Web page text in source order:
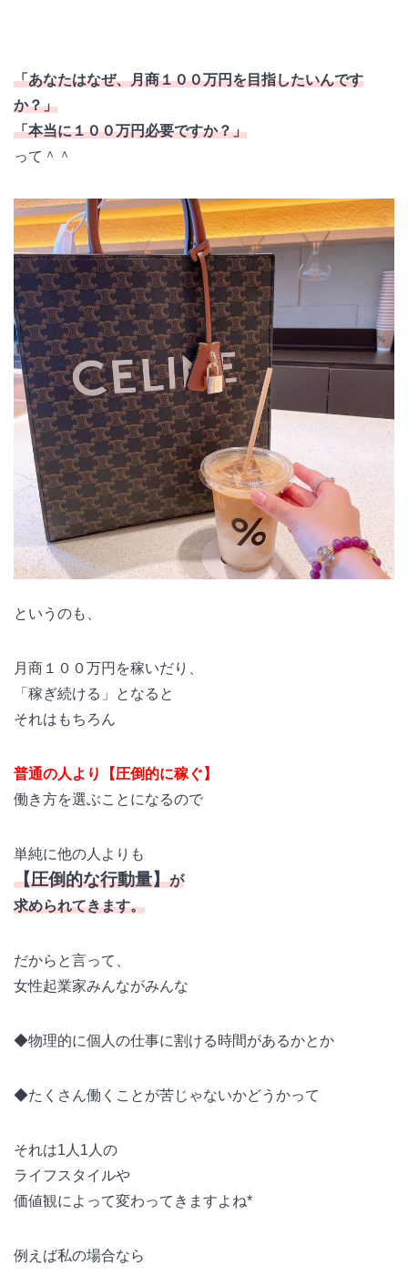
「あなたはなぜ、月商１００万円を目指したいんです
か？」
「本当に１００万円必要ですか？」
って＾＾
というのも、
月商１００万円を稼いだり、
「稼ぎ続ける」となると
それはもちろん
普通の人より【圧倒的に稼ぐ】
働き方を選ぶことになるので
単純に他の人よりも
【圧倒的な行動量】が
求められてきます。
だからと言って、
女性起業家みんながみんな
◆物理的に個人の仕事に割ける時間があるかとか
◆たくさん働くことが苦じゃないかどうかって
それは1人1人の
ライフスタイルや
価値観によって変わってきますよね*
例えば私の場合なら